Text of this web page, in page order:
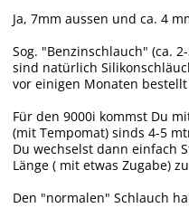
Ja, 7mm aussen und ca. 4
Sog. "Benzinschlauch" (ca.
sind natürlich
vor einigen Monaten
Für den 9000i kommst Du
(mit Tempomat) sinds 4-5
Du wechselst dann einfach
Länge ( mit etwas Zugabe)
Den "normalen" Schlauch